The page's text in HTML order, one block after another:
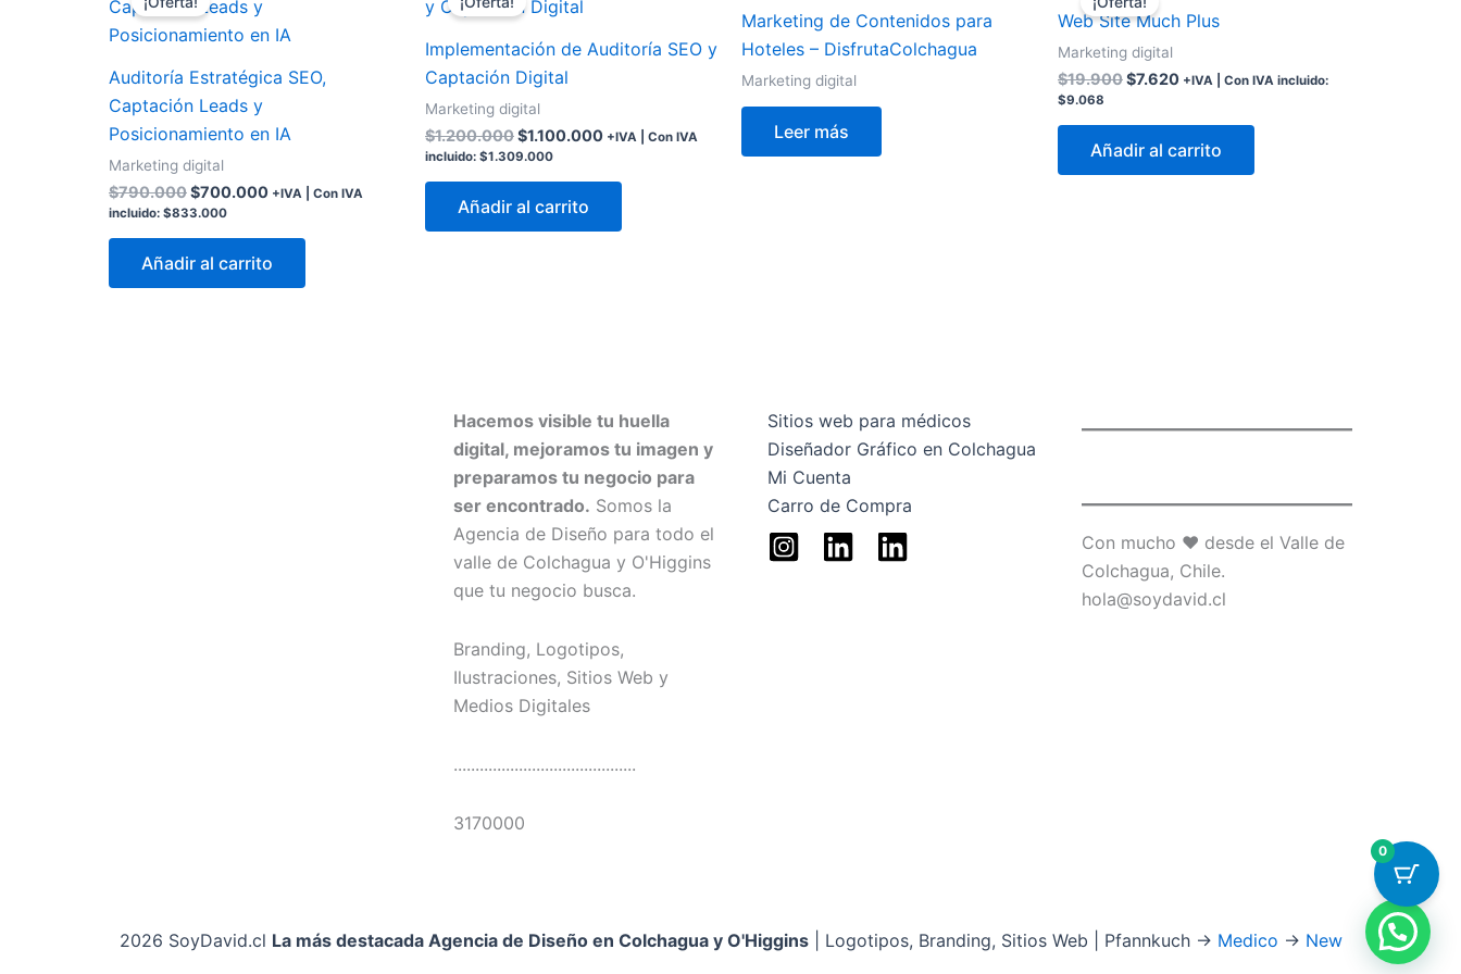
Auditoría Estratégica SEO,
Captación Leads y
Posicionamiento en IA
Marketing digital
$790.000
original
era:
$700.000
es:
+IVA | Con IVA
incluido: $833.000
Añadir al carrito
Implementación de Auditoría SEO y
Captación Digital
Marketing digital
$1.200.000
original
$1.200.000.
$1.100.000
$1.100.000.
+IVA | Con IVA
incluido: $1.309.000
Añadir al carrito
Marketing de Contenidos para
Hoteles – DisfrutaColchagua
Marketing digital
Leer más
Web Site Much Plus
Marketing digital
$19.900
original
era:
$19.900.
$7.620
actual
es:
+IVA | Con IVA incluido:
$9.068
Añadir al carrito
Hacemos visible tu huella
digital, mejoramos tu imagen y
preparamos tu negocio para
ser encontrado. Somos la
Agencia de Diseño para todo el
valle de Colchagua y O'Higgins
que tu negocio busca.
Branding, Logotipos,
Ilustraciones, Sitios Web y
Medios Digitales
..........................................
3170000
Sitios web para médicos
Diseñador Gráfico en Colchagua
Mi Cuenta
Carro de Compra
Con mucho ♥ desde el Valle de
Colchagua, Chile.
hola@soydavid.cl
2026 SoyDavid.cl La más destacada Agencia de Diseño en Colchagua y O'Higgins| Logotipos, Branding, Sitios Web | Pfannkuch → Medico → New
0